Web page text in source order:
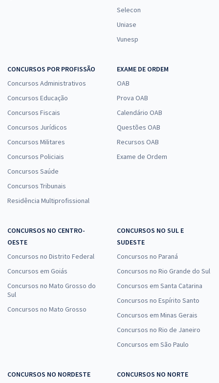
Selecon
Uniase
Vunesp
CONCURSOS POR PROFISSÃO
Concursos Administrativos
Concursos Educação
Concursos Fiscais
Concursos Jurídicos
Concursos Militares
Concursos Policiais
Concursos Saúde
Concursos Tribunais
Residência Multiprofissional
EXAME DE ORDEM
OAB
Prova OAB
Calendário OAB
Questões OAB
Recursos OAB
Exame de Ordem
CONCURSOS NO CENTRO-
OESTE
Concursos no Distrito Federal
Concursos em Goiás
Concursos no Mato Grosso do
Sul
Concursos no Mato Grosso
CONCURSOS NO SUL E
SUDESTE
Concursos no Paraná
Concursos no Rio Grande do Sul
Concursos em Santa Catarina
Concursos no Espírito Santo
Concursos em Minas Gerais
Concursos no Rio de Janeiro
Concursos em São Paulo
CONCURSOS NO NORDESTE
CONCURSOS NO NORTE